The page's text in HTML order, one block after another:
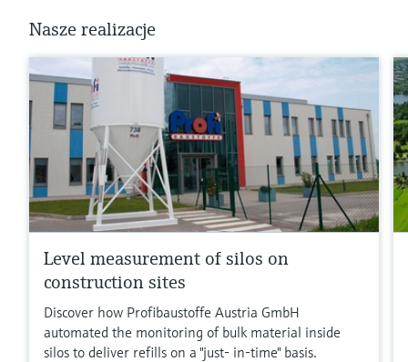
Nasze realizacje
Level measurement of silos on
construction sites
Discover how Profibaustoffe Austria GmbH
automated the monitoring of bulk material inside
silos to deliver refills on a "just- in-time" basis.